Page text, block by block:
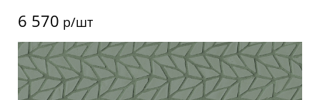
6 570 р/шт